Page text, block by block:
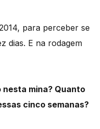
para perceber se
dias. E na rodagem
nesta mina? Quanto
cinco semanas?